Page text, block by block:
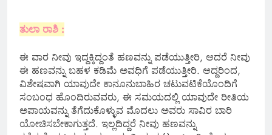
ತುಲಾ ರಾಶಿ :
ಈ ವಾರ ನೀವು ಇದ್ದಕ್ಕಿದ್ದಂತೆ ಹಣವನ್ನು ಪಡೆಯುತ್ತೀರಿ, ಆದರೆ ನೀವು
ಈ ಹಣವನ್ನು ಬಹಳ ಕಡಿಮೆ ಅವಧಿಗೆ ಪಡೆಯುತ್ತೀರಿ. ಆದ್ದರಿಂದ,
ವಿಶೇಷವಾಗಿ ಯಾವುದೇ ಕಾನೂನುಬಾಹಿರ ಚಟುವಟಿಕೆಯೊಂದಿಗೆ
ಸಂಬಂಧ ಹೊಂದಿರುವವರು, ಈ ಸಮಯದಲ್ಲಿ ಯಾವುದೇ ರೀತಿಯ
ಅಪಾಯವನ್ನು ತೆಗೆದುಕೊಳ್ಳುವ ಮೊದಲು ಅವರು ಸಾವಿರ ಬಾರಿ
ಯೋಚಿಸಬೇಕಾಗುತ್ತದೆ. ಇಲ್ಲದಿದ್ದರೆ ನೀವು ಹಣವನ್ನು